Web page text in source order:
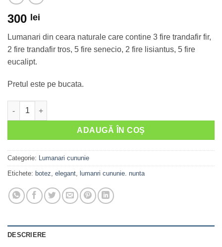
300 lei
Lumanari din ceara naturale care contine 3 fire trandafir fir,
2 fire trandafir tros, 5 fire senecio, 2 fire lisiantus, 5 fire
eucalipt.
Pretul este pe bucata.
Cantitate Lumanari cununie 7
ADAUGĂ ÎN COȘ
Categorie: Lumanari cununie
Etichete: botez, elegant, lumanri cununie. nunta
DESCRIERE